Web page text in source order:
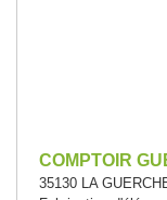
COMPTOIR
35130 LA